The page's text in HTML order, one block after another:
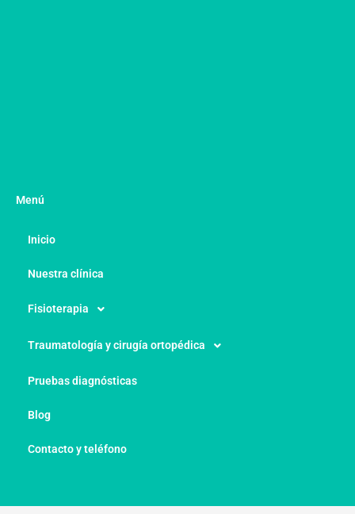
Menú
Inicio
Nuestra clínica
Fisioterapia
Traumatología y cirugía ortopédica
Pruebas diagnósticas
Blog
Contacto y teléfono